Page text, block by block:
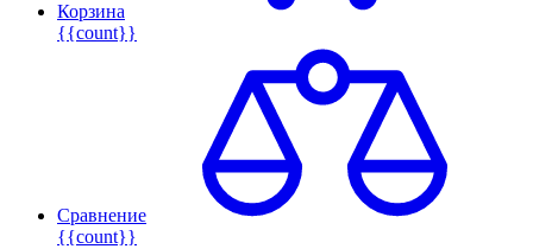
Корзина
{{count}}
Сравнение
{{count}}